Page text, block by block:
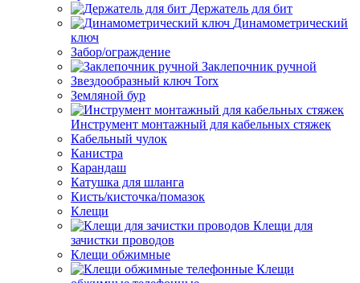
Держатель для бит
Динамометрический
ключ
Забор/ограждение
Заклепочник ручной
Звездообразный ключ Torx
Земляной бур
Инструмент монтажный для кабельных стяжек
Кабельный чулок
Канистра
Карандаш
Катушка для шланга
Кисть/кисточка/помазок
Клещи
Клещи для
зачистки проводов
Клещи обжимные
Клещи